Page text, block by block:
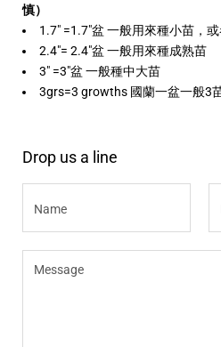
慎）
1.7" =1.7"盆 一般用來種小苗，
2.4"= 2.4"盆 一般用來種成熟苗
3" =3"盆 一般種中大苗
3grs=3 growths 國蘭一盆一般3
Drop us a line
Name
Message